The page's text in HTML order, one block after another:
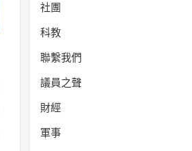
社團
科教
聯繫我們
議員之聲
財經
軍事